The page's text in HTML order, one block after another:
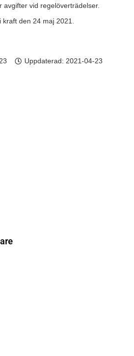
avgifter vid regelöverträdelser.
den 24 maj 2021.
Uppdaterad: 2021-04-23